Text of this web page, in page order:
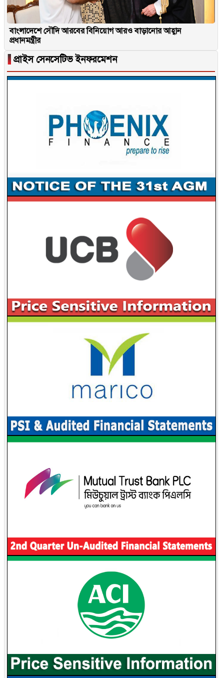
বাংলাদেশে সৌদি আরবের বিনিয়োগ আরও বাড়ানোর আহ্বান
প্রধানমন্ত্রীর
▐ প্রাইস সেনসেটিভ ইনফরমেশন